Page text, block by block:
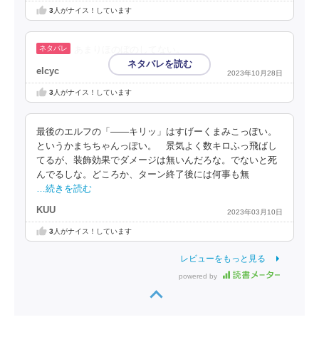
3人がナイス！しています
elcyc 2023年10月28日
3人がナイス！しています
最後のエルフの「――キリッ」はすげーくまみこっぽい。
というかまちちゃんっぽい。 景気よく数キロふっ飛ばし
てるが、装飾効果でダメージは無いんだろな。でないと死
んでるしな。どころか、ターン終了後には何事も無
…続きを読む
KUU 2023年03月10日
3人がナイス！しています
レビューをもっと見る
powered by